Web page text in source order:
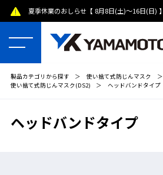
夏季休業のおしらせ【 8月8日(土)～16日(日) 】
製品カテゴリから探す ＞ 使い捨て式防じんマスク
＞
使い捨て式防じんマスク(DS2)
＞ ヘッドバンドタイプ
ヘッドバンドタイプ